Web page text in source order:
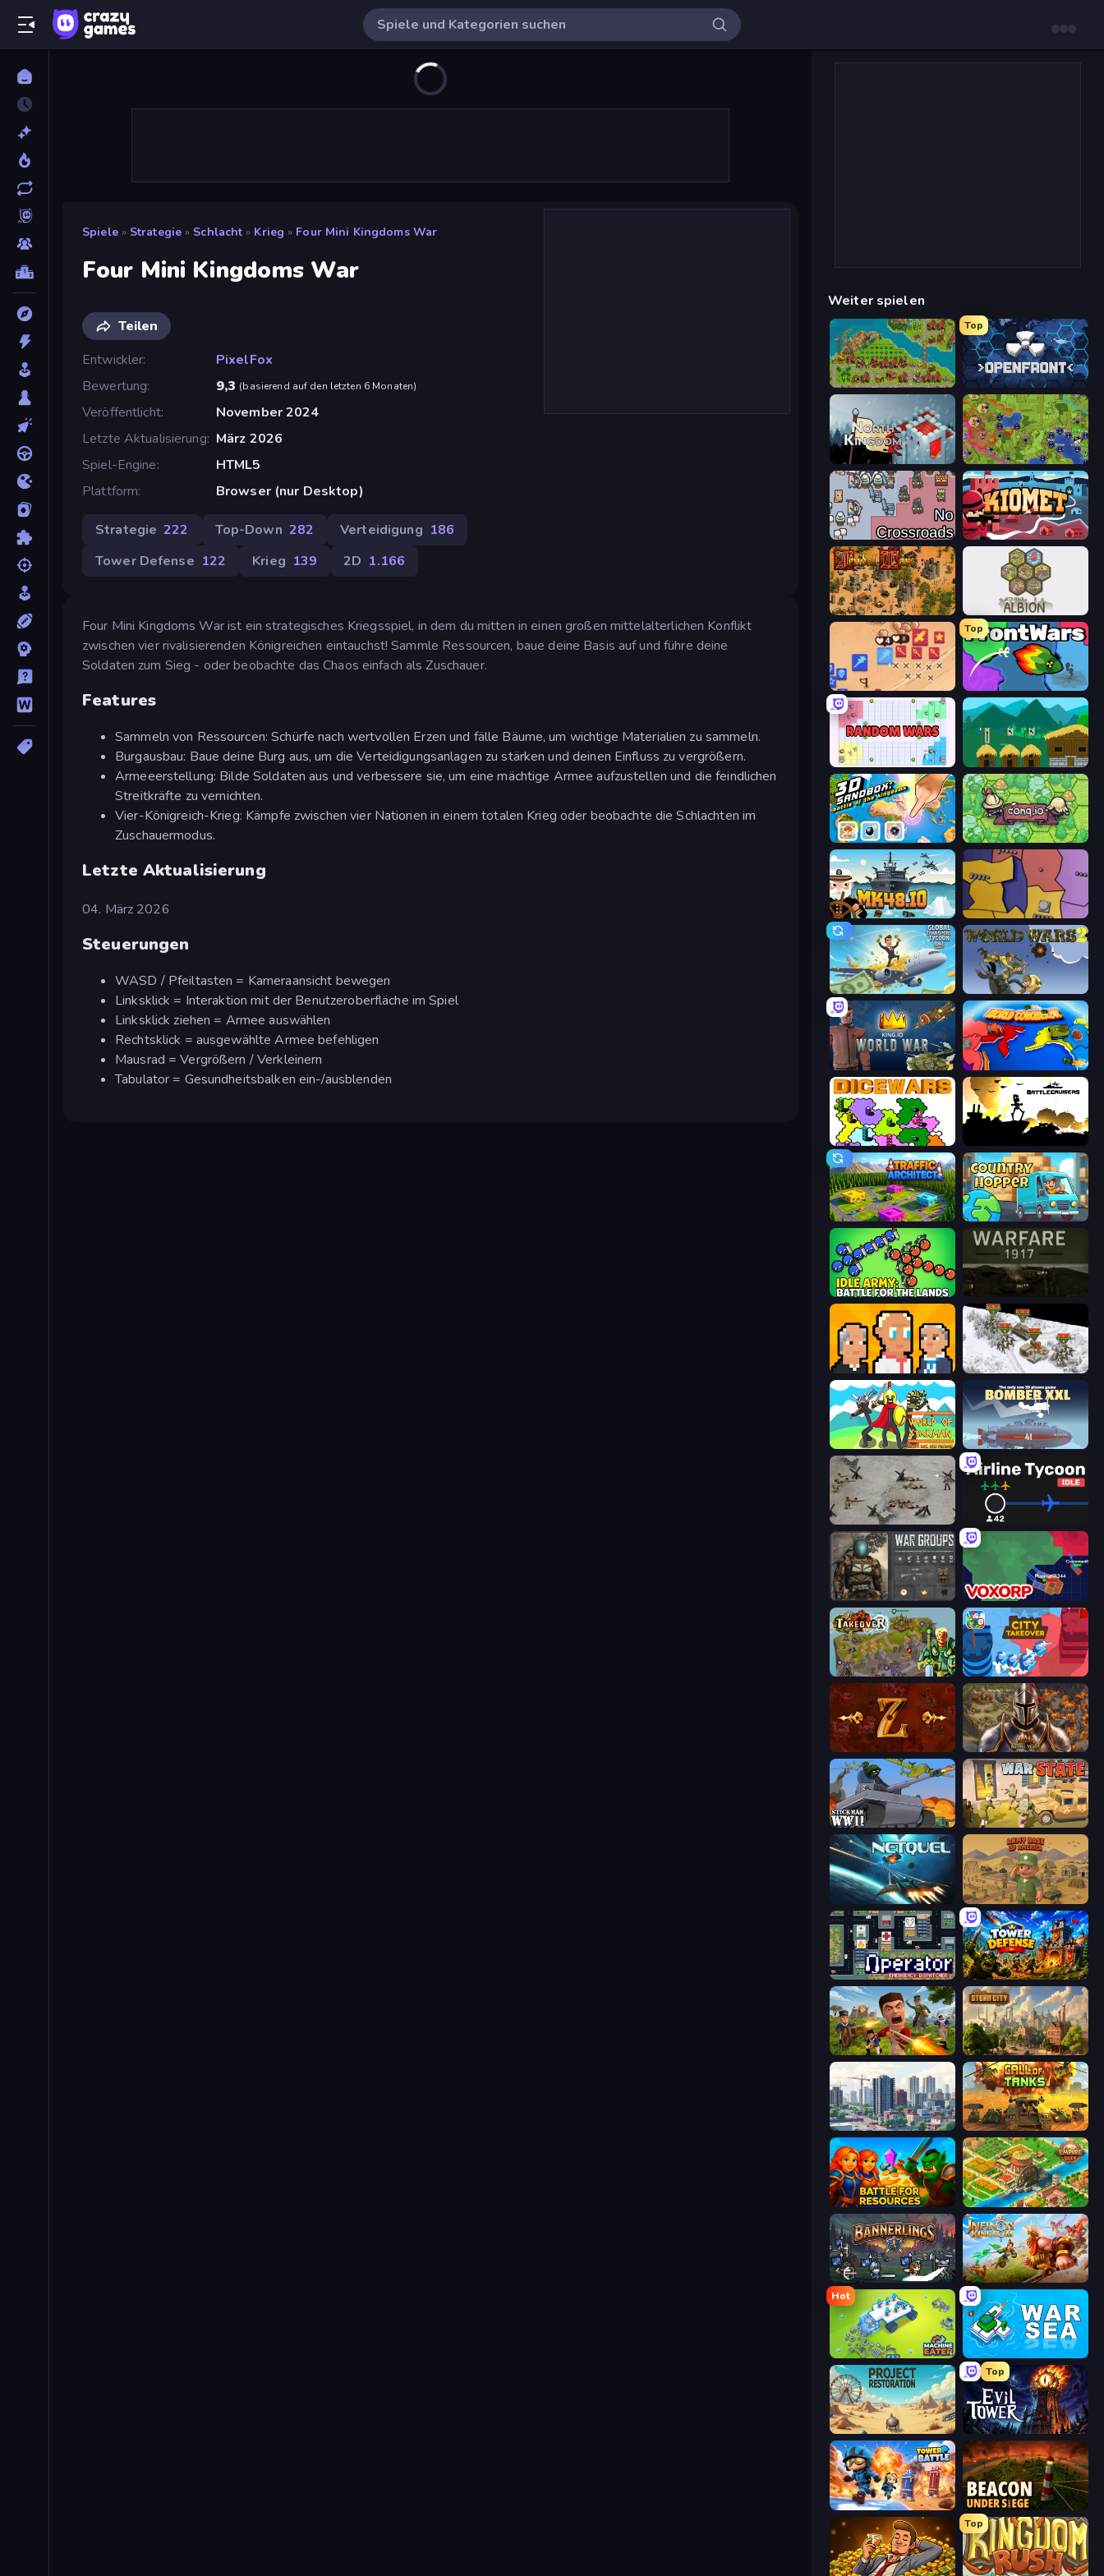
Spiele » Strategie » Schlacht » Krieg » Four Mini Kingdoms War
Four Mini Kingdoms War
Teilen
Entwickler
PixelFox
Bewertung
9,3 (basierend auf den letzten 6 Monaten)
Veröffentlicht
November 2024
Letzte Aktualisierung März 2026
Spiel-Engine
HTML5
Plattform
Browser (nur Desktop)
Strategie 222 Top-Down 282 Verteidigung 186
Tower Defense 122 Krieg 139 2D 1.166
Four Mini Kingdoms War ist ein strategisches Kriegsspiel, in dem du mitten in einen großen mittelalterlichen Konflikt
zwischen vier rivalisierenden Königreichen eintauchst! Sammle Ressourcen, baue deine Basis auf und führe deine
Soldaten zum Sieg - oder beobachte das Chaos einfach als Zuschauer.
Features
Sammeln von Ressourcen: Schürfe nach wertvollen Erzen und fälle Bäume, um wichtige Materialien zu sammeln.
Burgausbau: Baue deine Burg aus, um die Verteidigungsanlagen zu stärken und deinen Einfluss zu vergrößern.
Armeeerstellung: Bilde Soldaten aus und verbessere sie, um eine mächtige Armee aufzustellen und die feindlichen
Streitkräfte zu vernichten.
Vier-Königreich-Krieg: Kämpfe zwischen vier Nationen in einem totalen Krieg oder beobachte die Schlachten im
Zuschauermodus.
Letzte Aktualisierung
04. März 2026
Steuerungen
WASD / Pfeiltasten = Kameraansicht bewegen
Linksklick = Interaktion mit der Benutzeroberfläche im Spiel
Linksklick ziehen = Armee auswählen
Rechtsklick = ausgewählte Armee befehligen
Mausrad = Vergrößern / Verkleinern
Tabulator = Gesundheitsbalken ein-/ausblenden
Weiter spielen
City Idle
Top
Openfront
North Kingdom: Siege Castle Hex Empire
No Crossroads Kiomet
Feudal Wars Settlers of Albion
Top
FrontWars.io
Random Wars A Castle for Trolls
3D Sandbox: Battle of the Kingdoms Conq.io
Mk48.io Compact Conflict
Global Transport Tycoon Idle World Wars 2
King.io World War World Conqueror
Dice Wars
Traffic Architect Country Hopper
Idle Army: Battle for the Lands Warfare 1917
President Simulator 1941 Frozen Front
World of Stickman Classic RTS Bomber XXL
Warfare 1944 Airline Tycoon Idle
War Groups Voxorp
Takeover City Takeover
Tzared Khan Wars
Stickman WW2 War State IO: Conquer Battles
Netquel Army Base Of America
Operator: Emergency Dispatcher Tower Defense
Redcoats.io Steam City
SuperCity 3D Call of Tanks
Battle for Resources Empire City
Bannerlings Infinity Kingdom
Hot
Machine Eater War Sea
Project Restoration
Top
Evil Tower
Tower Battle Beacon Under Siege
Top